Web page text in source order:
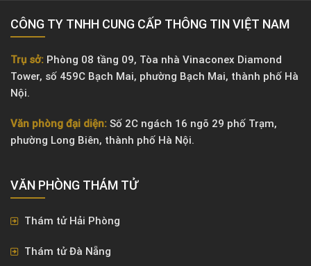
CÔNG TY TNHH CUNG CẤP THÔNG TIN VIỆT NAM
Trụ sở: Phòng 08 tầng 09, Tòa nhà Vinaconex Diamond
Tower, số 459C Bạch Mai, phường Bạch Mai, thành phố Hà
Nội.
Văn phòng đại diện: Số 2C ngách 16 ngõ 29 phố Trạm,
phường Long Biên, thành phố Hà Nội.
VĂN PHÒNG ​THÁM TỬ
Thám tử Hải Phòng
Thám tử Đà Nẵng